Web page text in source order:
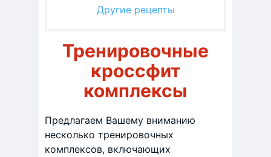
Другие рецепты
Тренировочные
кроссфит
комплексы
Предлагаем Вашему вниманию
несколько тренировочных
комплексов, включающих